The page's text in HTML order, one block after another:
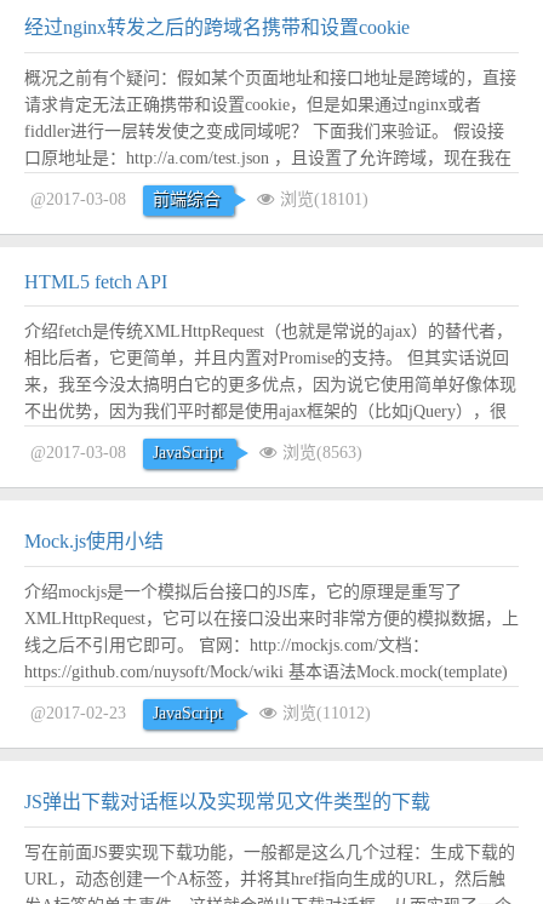
经过nginx转发之后的跨域名携带和设置cookie
概况之前有个疑问：假如某个页面地址和接口地址是跨域的，直接
请求肯定无法正确携带和设置cookie，但是如果通过nginx或者
fiddler进行一层转发使之变成同域呢？ 下面我们来验证。 假设接
口原地址是：http://a.com/test.json ，且设置了允许跨域，现在我在
http://b.com/index.html 下请求这个接口，很显然，可以调用成功，
但是携带的是 http://a...阅读全文
@2017-03-08 前端综合 浏览(18101)
HTML5 fetch API
介绍fetch是传统XMLHttpRequest（也就是常说的ajax）的替代者，
相比后者，它更简单，并且内置对Promise的支持。 但其实话说回
来，我至今没太搞明白它的更多优点，因为说它使用简单好像体现
不出优势，因为我们平时都是使用ajax框架的（比如jQuery），很
少会直接使用原生XMLHttpRequest，而且用了它的话还要担心兼容
性的问题。 语法语法很简单：fetch(url, ...
阅读全文
@2017-03-08 JavaScript 浏览(8563)
Mock.js使用小结
介绍mockjs是一个模拟后台接口的JS库，它的原理是重写了
XMLHttpRequest，它可以在接口没出来时非常方便的模拟数据，上
线之后不引用它即可。 官网：http://mockjs.com/文档：
https://github.com/nuysoft/Mock/wiki 基本语法Mock.mock(template)
根据数据模板直接返回数据，以下代码可访问 http://mockjs....
全文
@2017-02-23 JavaScript 浏览(11012)
JS弹出下载对话框以及实现常见文件类型的下载
写在前面JS要实现下载功能，一般都是这么几个过程：生成下载的
URL，动态创建一个A标签，并将其href指向生成的URL，然后触